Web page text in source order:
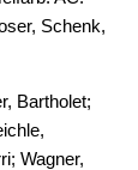
Schenk,
Bartholet;
Wagner,